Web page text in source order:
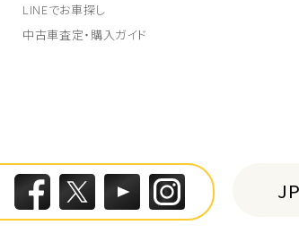
LINEでお車探し
中古車査定・購入ガイド